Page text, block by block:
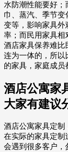
水防潮性能要好；
巾、蒸汽、季节
变等，影响家具外
率；而民用家具相
酒店家具保养难比
连为一体的，所以
的家具，家庭成员
酒店公寓家
大家有建议
酒店公寓家具定制
在实际的家具定制
会遇到很多客户，